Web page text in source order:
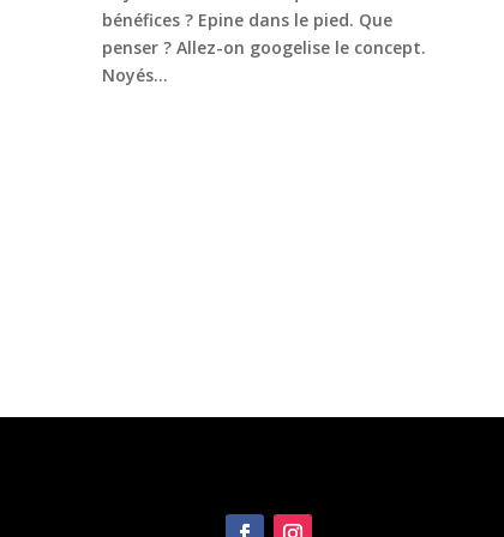
bénéfices ? Epine dans le pied. Que
penser ? Allez-on googelise le concept.
Noyés...